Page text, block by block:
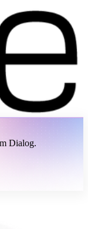
Dialog.